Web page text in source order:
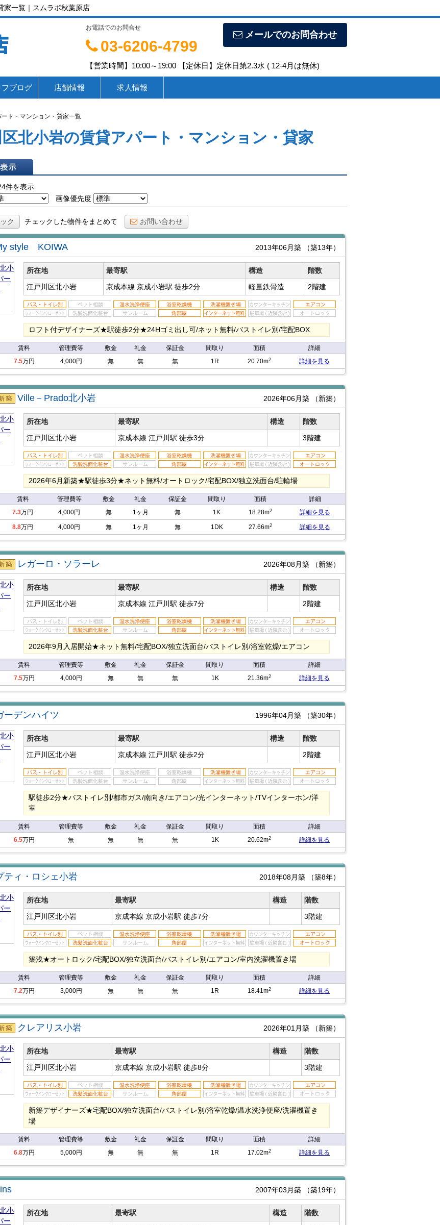
家一覧｜スムラボ秋葉原店
メールでのお問合わせ
お電話でのお問合せ
03-6206-4799
【営業時間】10:00～19:00 【定休日】定休日第2.3水 ( 12-4月は無休)
フブログ 店舗情報 求人情報
ト・マンション・貸家一覧
北小岩の賃貸アパート・マンション・貸家
件を表示
画像優先度
ク チェックした物件をまとめて お問い合わせ
style KOIWA 2013年06月築 （築13年）
所在地 最寄駅 構造
階数
江戸川区北小岩
京成本線 京成小岩駅 徒歩2分 軽量鉄骨造 2階建
ロフト付デザイナーズ★駅徒歩2分★24Hゴミ出し可/ネット無料/バストイレ別/宅配BOX
賃料 管理費等 敷金 礼金 保証金 間取り 面積
詳細
7.5万円 4,000円 無 無 無 1R 20.70m2 詳細を見る
築
Ville－Prado北小岩 2026年06月築 （新築）
所在地 最寄駅 構造
階数
江戸川区北小岩
京成本線 江戸川駅 徒歩3分 3階建
2026年6月新築★駅徒歩3分★ネット無料/オートロック/宅配BOX/独立洗面台/駐輪場
賃料 管理費等 敷金 礼金 保証金 間取り 面積
詳細
7.3万円 4,000円 無 1ヶ月 無 1K 18.28m2 詳細を見る
8.8万円 4,000円 無 1ヶ月 無 1DK 27.66m2 詳細を見る
築
レガーロ・ソラーレ 2026年08月築 （新築）
所在地 最寄駅 構造
階数
江戸川区北小岩
京成本線 江戸川駅 徒歩7分 2階建
2026年9月入居開始★ネット無料/宅配BOX/独立洗面台/バストイレ別/浴室乾燥/エアコン
賃料 管理費等 敷金 礼金 保証金 間取り 面積
詳細
7.5万円 4,000円 無 無 無 1K 21.36m2 詳細を見る
ーデンハイツ 1996年04月築 （築30年）
所在地 最寄駅 構造
階数
江戸川区北小岩
京成本線 江戸川駅 徒歩2分 2階建
駅徒歩2分★バストイレ別/都市ガス/南向き/エアコン/光インターネット/TVインターホン/洋
室
賃料 管理費等 敷金 礼金 保証金 間取り 面積
詳細
6.5万円 無 無 無 無 1K 20.62m2 詳細を見る
ティ・ロシェ小岩 2018年08月築 （築8年）
所在地 最寄駅 構造
階数
江戸川区北小岩
京成本線 京成小岩駅 徒歩7分 3階建
築浅★オートロック/宅配BOX/独立洗面台/バストイレ別/エアコン/室内洗濯機置き場
賃料 管理費等 敷金 礼金 保証金 間取り 面積
詳細
7.2万円 3,000円 無 無 無 1R 18.41m2 詳細を見る
築
クレアリス小岩 2026年01月築 （新築）
所在地 最寄駅 構造
階数
江戸川区北小岩
京成本線 京成小岩駅 徒歩8分 3階建
新築デザイナーズ★宅配BOX/独立洗面台/バストイレ別/浴室乾燥/温水洗浄便座/洗濯機置き
場
賃料 管理費等 敷金 礼金 保証金 間取り 面積
詳細
6.8万円 5,000円 無 無 無 1R 17.02m2 詳細を見る
2007年03月築 （築19年）
所在地 最寄駅 構造
階数